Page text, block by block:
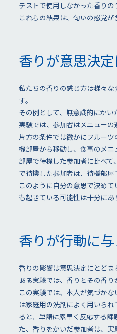
テストで使用しなかった香りの
これらの結果は、匂いの感覚
香りが意思決
私たちの香りの感じ方は様々
す。
その例として、無意識的にか
実験では、参加者はメニューの
片方の条件では微かにフルー
機部屋から移動し、食事のメ
部屋で待機した参加者に比べ
で待機した参加者は、待機部屋
このように自分の意思で決め
も起きている可能性は十分にあ
香りが行動に
香りの影響は意思決定にとどま
ある実験では、香りとその香
この実験では、本人が気づか
は家庭用の洗剤によく用いら
ると、単語に素早く反応する
た、香りをかいだ参加者は、